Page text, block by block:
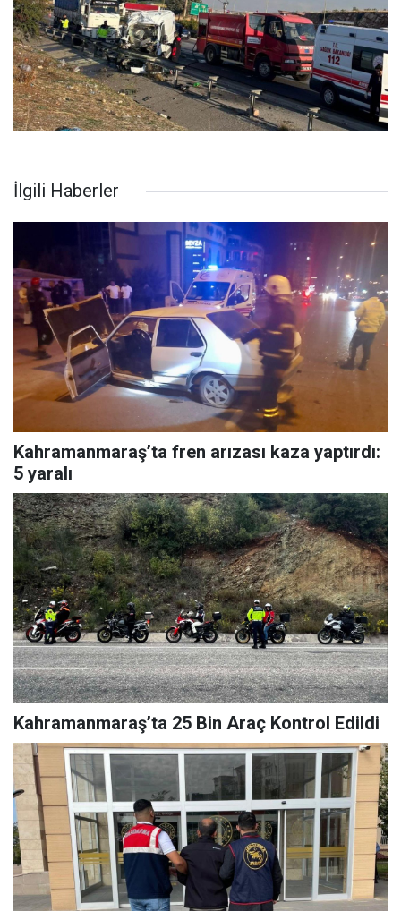
İlgili Haberler
Kahramanmaraş’ta fren arızası kaza yaptırdı:
5 yaralı
Kahramanmaraş’ta 25 Bin Araç Kontrol Edildi